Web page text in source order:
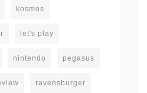
kosmos
let's play
nintendo pegasus
ravensburger